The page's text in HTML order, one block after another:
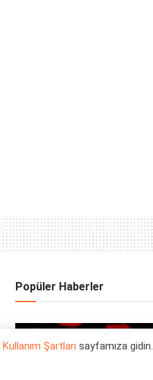
Popüler Haberler
Kullanım Şartları sayfamıza gidin.